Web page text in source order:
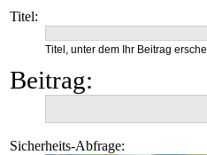
Titel:
Titel, unter dem Ihr Beitrag
Beitrag:
Sicherheits-Abfrage: